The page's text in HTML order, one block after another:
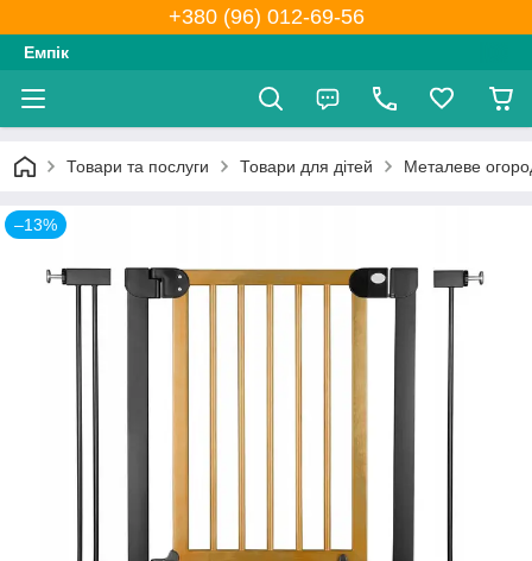
+380 (96) 012-69-56
Емпік
Товари та послуги Товари для дітей Металеве
–13%